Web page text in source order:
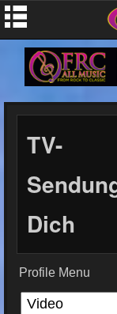
TV-
Dich
Profile Menu